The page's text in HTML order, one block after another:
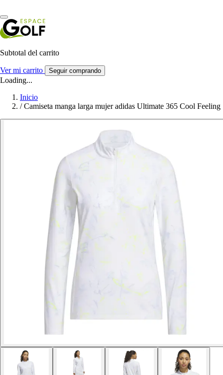
Subtotal del carrito
Ver mi carrito Seguir comprando
Loading...
Inicio
/ Camiseta manga larga mujer adidas Ultimate 365 Cool Feeling